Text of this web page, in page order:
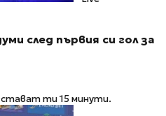
след първия си гол за
ти 15 минути.